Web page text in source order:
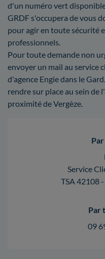
d'un numéro vert
GRDF s'occupera de vous
pour agir en toute sécurité
professionnels.
Pour toute demande non
envoyer un mail au service
d'agence Engie dans le
rendre sur place au sein de
proximité de Vergèze.
Service
TSA 42108
Par
09